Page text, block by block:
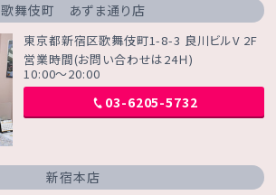
歌舞伎町 あずま通り店
東京都新宿区歌舞伎町1-8-3 良川ビルV 2F
営業時間(お問い合わせは24Ｈ)
10:00～20:00
03-6205-5732
新宿本店